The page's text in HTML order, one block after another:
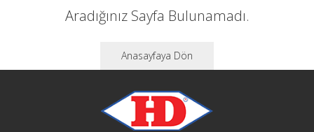
Aradığınız Sayfa Bulunamadı.
Anasayfaya Dön